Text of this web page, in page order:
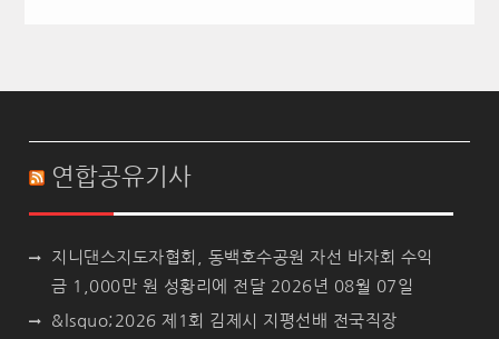
연합공유기사
지니댄스지도자협회, 동백호수공원 자선 바자회 수익
금 1,000만 원 성황리에 전달 2026년 08월 07일
&lsquo;2026 제1회 김제시 지평선배 전국직장